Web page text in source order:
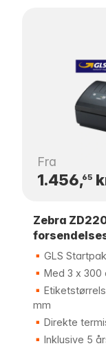
Fra
1.456,65
Zebra
GLS
Med 3 x 300
mm
Direkte
Inklusive 5